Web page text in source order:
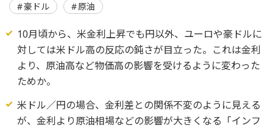
豪ドル
原油
10月頃から、米金利上昇でも円以外、ユーロや豪ドルに
対しては米ドル高の反応の鈍さが目立った。これは金利
より、原油高など物価高の影響を受けるように変わった
ためか。
米ドル／円の場合、金利差との関係不変のように見える
が、金利より原油相場などの影響が大きくなる「インフ